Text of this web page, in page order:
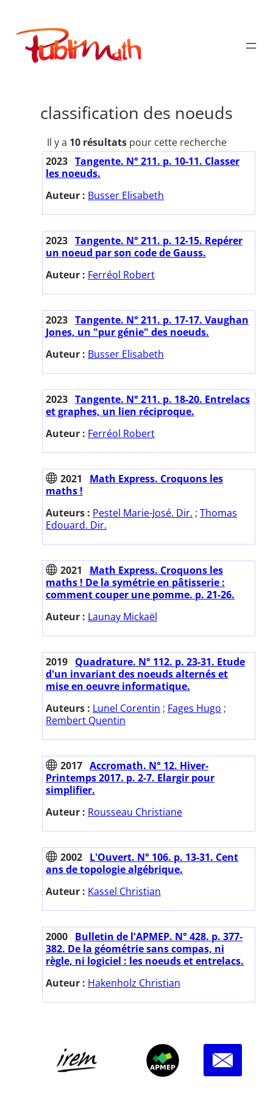
contenu
Publimath
classification des noeuds
Il y a 10 résultatspour cette recherche
2023 Tangente. N° 211. p. 10-11. Classer
les noeuds.
Auteur : Busser Elisabeth
2023 Tangente. N° 211. p. 12-15. Repérer
un noeud par son code de Gauss.
Auteur : Ferréol Robert
2023 Tangente. N° 211. p. 17-17. Vaughan
Jones, un "pur génie" des noeuds.
Auteur : Busser Elisabeth
2023 Tangente. N° 211. p. 18-20. Entrelacs
et graphes, un lien réciproque.
Auteur : Ferréol Robert
2021
Math Express. Croquons les
maths !
Auteurs : Pestel Marie-José. Dir. ; Thomas
Edouard. Dir.
2021
Math Express. Croquons les
maths ! De la symétrie en pâtisserie :
comment couper une pomme. p. 21-26.
Auteur : Launay Mickaël
2019 Quadrature. N° 112. p. 23-31. Etude
d'un invariant des noeuds alternés et
mise en oeuvre informatique.
Auteurs : Lunel Corentin ; Fages Hugo ;
Rembert Quentin
2017 Accromath. N° 12. Hiver-
Printemps 2017. p. 2-7. Elargir pour
simplifier.
Auteur : Rousseau Christiane
2002 L'Ouvert. N° 106. p. 13-31. Cent
ans de topologie algébrique.
Auteur : Kassel Christian
2000 Bulletin de l'APMEP. N° 428. p. 377-
382. De la géométrie sans compas, ni
règle, ni logiciel : les noeuds et entrelacs.
Auteur : Hakenholz Christian